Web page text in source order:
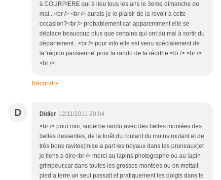
à COURPIERE qui à lieu tous les ans le 3eme dimanche de
mai...<br /> <br /> aurais-je le plaisir de la revoir à cette
occasion?<br /> probablement car apparemment elle se
déplace beaucoup plus que certains qui ont du mal à sortir du
département...<br /> pour info elle est venu spécialement de
la 'région parisienne' pour la rando de la réorthe.<br /> <br />
<br />
Répondre
D Didier 12/11/2011 20:04
<br /> pour moi, superbe rando;avec des belles montées des
belles dessentes, de la forêt,du roulant du moins roulant et de
très bons ravitos(mise a part les noyaux dans les pruneaux)et
je tiens a dire<br /> merci au lapins photographe ou au lapin
grimpeur,car dans toutes les grosses montées ou on mettait
pied a terre un seul passait et pratiquement les doigts dans le